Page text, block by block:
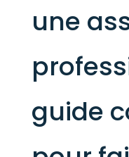
une
guide